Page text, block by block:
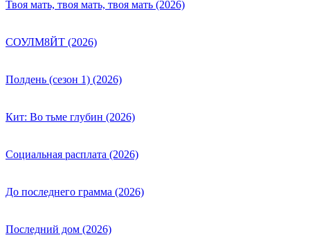
Твоя мать, твоя мать, твоя мать (2026)
СОУЛМ8ЙТ (2026)
Полдень (сезон 1) (2026)
Кит: Во тьме глубин (2026)
Социальная расплата (2026)
До последнего грамма (2026)
Последний дом (2026)